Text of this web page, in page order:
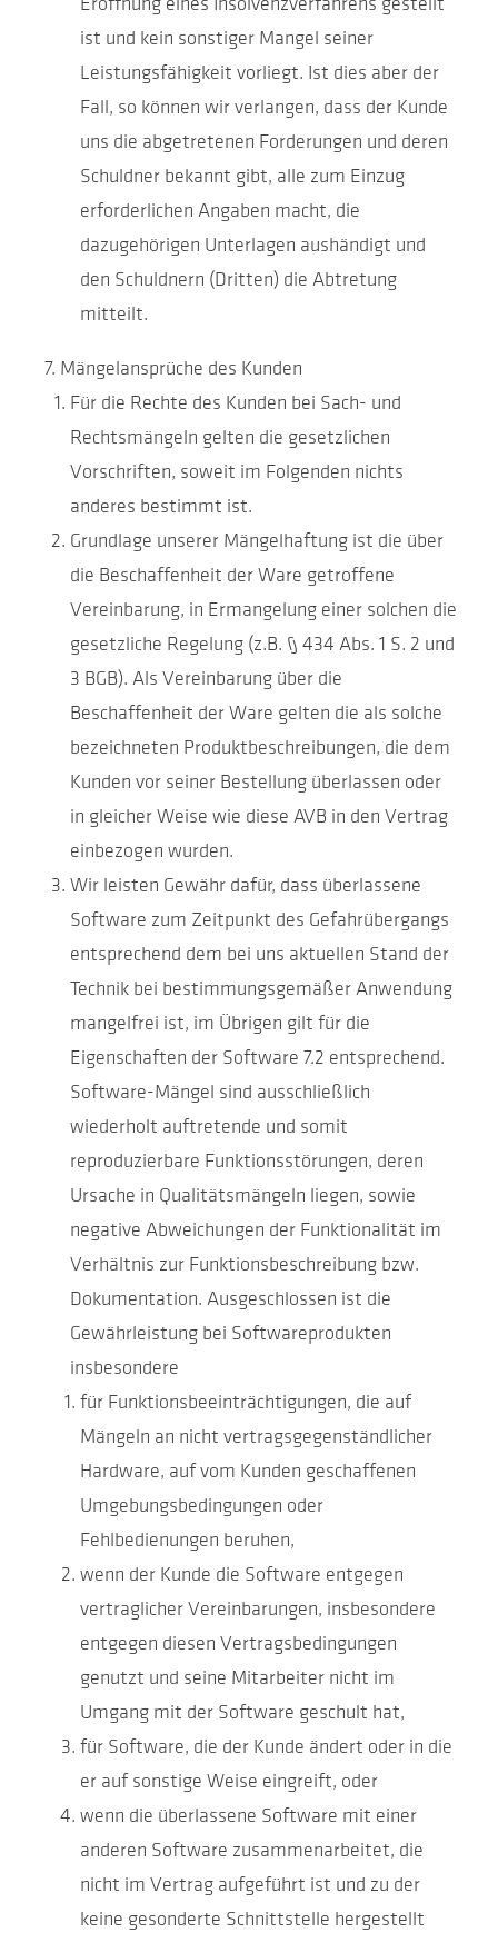
ist und kein sonstiger Mangel seiner
Leistungsfähigkeit vorliegt. Ist dies aber der
Fall, so können wir verlangen, dass der Kunde
uns die abgetretenen Forderungen und deren
Schuldner bekannt gibt, alle zum Einzug
erforderlichen Angaben macht, die
dazugehörigen Unterlagen aushändigt und
den Schuldnern (Dritten) die Abtretung
mitteilt.
Mängelansprüche des Kunden
Für die Rechte des Kunden bei Sach- und
Rechtsmängeln gelten die gesetzlichen
Vorschriften, soweit im Folgenden nichts
anderes bestimmt ist.
Grundlage unserer Mängelhaftung ist die über
die Beschaffenheit der Ware getroffene
Vereinbarung, in Ermangelung einer solchen die
gesetzliche Regelung (z.B. § 434 Abs. 1 S. 2 und
3 BGB). Als Vereinbarung über die
Beschaffenheit der Ware gelten die als solche
bezeichneten Produktbeschreibungen, die dem
Kunden vor seiner Bestellung überlassen oder
in gleicher Weise wie diese AVB in den Vertrag
einbezogen wurden.
Wir leisten Gewähr dafür, dass überlassene
Software zum Zeitpunkt des Gefahrübergangs
entsprechend dem bei uns aktuellen Stand der
Technik bei bestimmungsgemäßer Anwendung
mangelfrei ist, im Übrigen gilt für die
Eigenschaften der Software 7.2 entsprechend.
Software-Mängel sind ausschließlich
wiederholt auftretende und somit
reproduzierbare Funktionsstörungen, deren
Ursache in Qualitätsmängeln liegen, sowie
negative Abweichungen der Funktionalität im
Verhältnis zur Funktionsbeschreibung bzw.
Dokumentation. Ausgeschlossen ist die
Gewährleistung bei Softwareprodukten
insbesondere
für Funktionsbeeinträchtigungen, die auf
Mängeln an nicht vertragsgegenständlicher
Hardware, auf vom Kunden geschaffenen
Umgebungsbedingungen oder
Fehlbedienungen beruhen,
wenn der Kunde die Software entgegen
vertraglicher Vereinbarungen, insbesondere
entgegen diesen Vertragsbedingungen
genutzt und seine Mitarbeiter nicht im
Umgang mit der Software geschult hat,
für Software, die der Kunde ändert oder in die
er auf sonstige Weise eingreift, oder
wenn die überlassene Software mit einer
anderen Software zusammenarbeitet, die
nicht im Vertrag aufgeführt ist und zu der
keine gesonderte Schnittstelle hergestellt